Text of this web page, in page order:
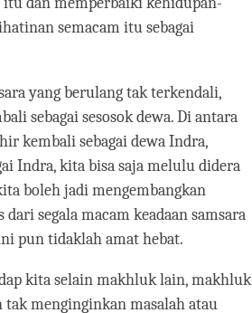
semacam itu sebagai
yang berulang tak terkendali,
sebagai sesosok dewa. Di antara
kembali sebagai dewa Indra,
Indra, kita bisa saja melulu didera
boleh jadi mengembangkan
segala macam keadaan samsara
pun tidaklah amat hebat.
kita selain makhluk lain, makhluk
menginginkan masalah atau